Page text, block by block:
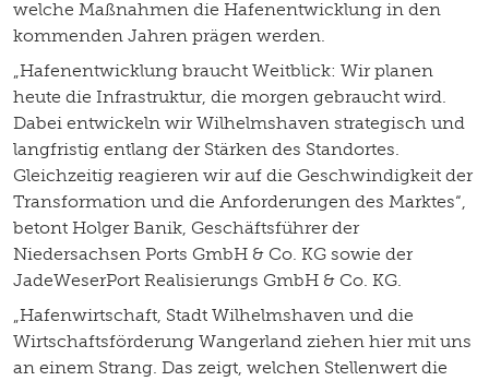
welche Maßnahmen die Hafenentwicklung in den
kommenden Jahren prägen werden.
„Hafenentwicklung braucht Weitblick: Wir planen
heute die Infrastruktur, die morgen gebraucht wird.
Dabei entwickeln wir Wilhelmshaven strategisch und
langfristig entlang der Stärken des Standortes.
Gleichzeitig reagieren wir auf die Geschwindigkeit der
Transformation und die Anforderungen des Marktes“,
betont Holger Banik, Geschäftsführer der
Niedersachsen Ports GmbH & Co. KG sowie der
JadeWeserPort Realisierungs GmbH & Co. KG.
„Hafenwirtschaft, Stadt Wilhelmshaven und die
Wirtschaftsförderung Wangerland ziehen hier mit uns
an einem Strang. Das zeigt, welchen Stellenwert die